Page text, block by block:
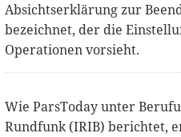
Absichtserklärung zur
bezeichnet, der die
Operationen vorsieht.
Wie ParsToday unter
Rundfunk (IRIB) berichtet,